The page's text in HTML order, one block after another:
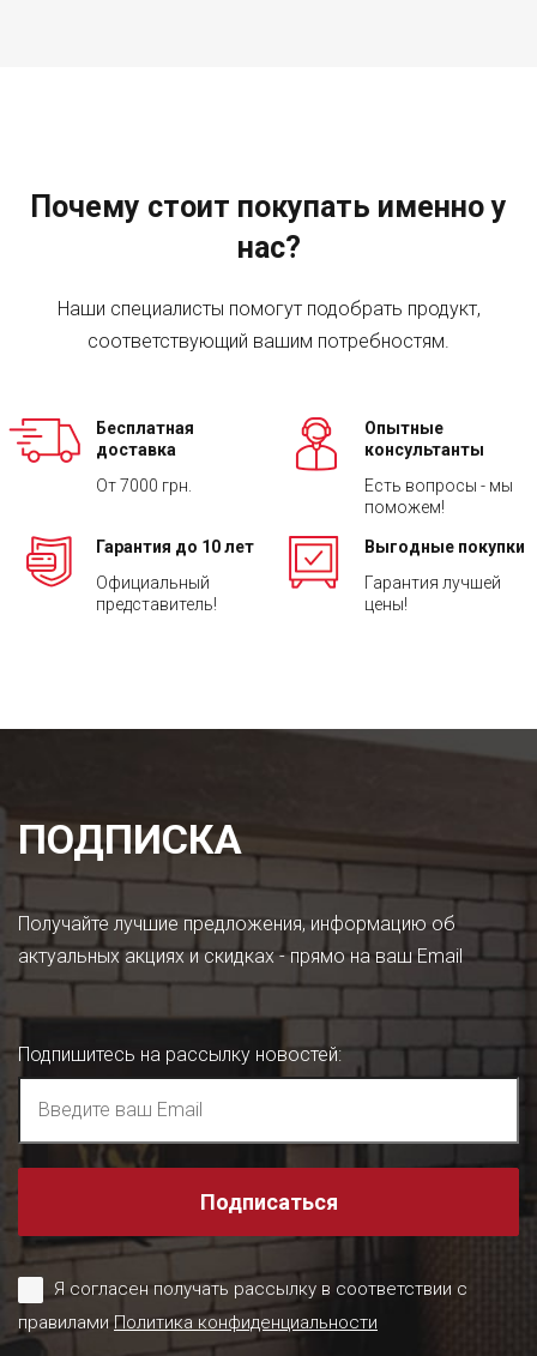
Почему стоит покупать именно у
нас?
Наши специалисты помогут подобрать продукт,
соответствующий вашим потребностям.
Бесплатная
доставка
От 7000 грн.
Опытные
консультанты
Есть вопросы - мы
поможем!
Гарантия до 10 лет
Официальный
представитель!
Выгодные покупки
Гарантия лучшей
цены!
ПОДПИСКА
Получайте лучшие предложения, информацию об
актуальных акциях и скидках - прямо на ваш Email
Подпишитесь на рассылку новостей:
Подписаться
Я согласен получать рассылку в соответствии с
правиламиПолитика конфиденциальности